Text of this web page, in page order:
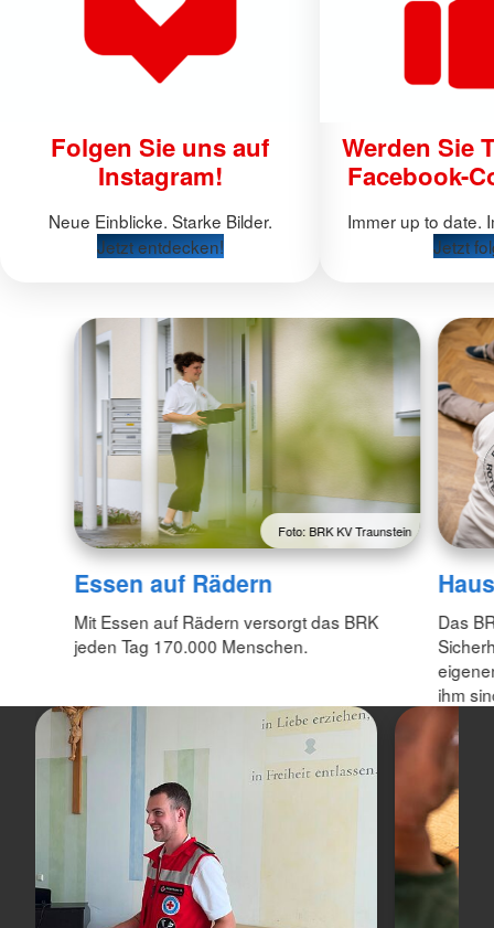
Folgen Sie uns auf
Instagram!
Neue Einblicke. Starke Bilder.
Jetzt entdecken!
Werden Sie
Facebook-
Immer up to date.
Jetzt
Foto: BRK KV Traunstein
Essen auf Rädern
Mit Essen auf Rädern versorgt das BRK
jeden Tag 170.000 Menschen.
Das
ihm